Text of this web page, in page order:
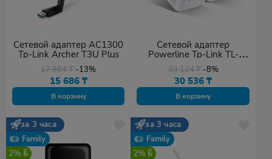
Сетевой адаптер AC1300
Tp-Link Archer T3U Plus
17 984₸ -13%
15 686 ₸
В корзину
Сетевой адаптер
Powerline Tp-Link TL-
PA4010P KIT
33 124₸ -8%
30 536₸
В корзину
за 3 часа
Family
2%
за 3 часа
Family
2%